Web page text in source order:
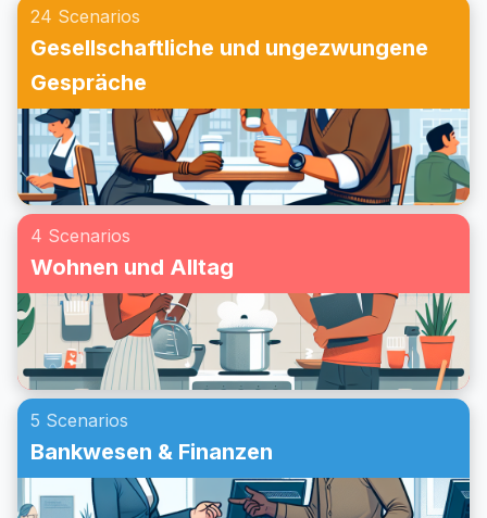
24 Scenarios
Gesellschaftliche und ungezwungene
Gespräche
4 Scenarios
Wohnen und Alltag
5 Scenarios
Bankwesen & Finanzen